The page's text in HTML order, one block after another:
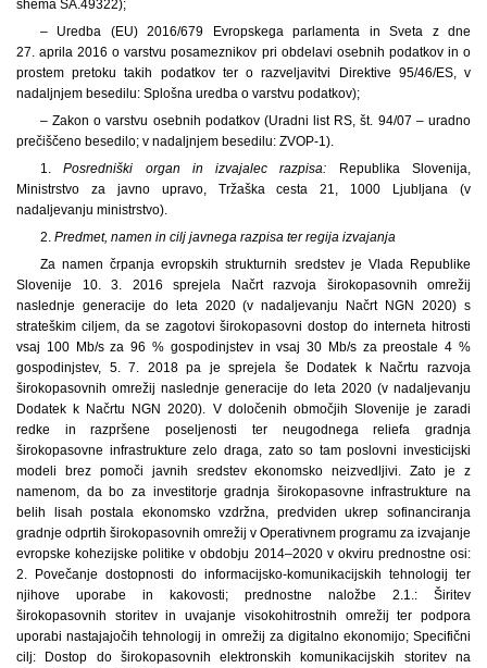
shema SA.49322);
– Uredba (EU) 2016/679 Evropskega parlamenta in Sveta z dne
27. aprila 2016 o varstvu posameznikov pri obdelavi osebnih podatkov in o
prostem pretoku takih podatkov ter o razveljavitvi Direktive 95/46/ES, v
nadaljnjem besedilu: Splošna uredba o varstvu podatkov);
– Zakon o varstvu osebnih podatkov (Uradni list RS, št. 94/07 – uradno
prečiščeno besedilo; v nadaljnjem besedilu: ZVOP-1).
1.Posredniški organ in izvajalec razpisa: Republika Slovenija,
Ministrstvo za javno upravo, Tržaška cesta 21, 1000 Ljubljana (v
nadaljevanju ministrstvo).
2. Predmet, namen in cilj javnega razpisa ter regija izvajanja
Za namen črpanja evropskih strukturnih sredstev je Vlada Republike
Slovenije 10. 3. 2016 sprejela Načrt razvoja širokopasovnih omrežij
naslednje generacije do leta 2020 (v nadaljevanju Načrt NGN 2020) s
strateškim ciljem, da se zagotovi širokopasovni dostop do interneta hitrosti
vsaj 100 Mb/s za 96 % gospodinjstev in vsaj 30 Mb/s za preostale 4 %
gospodinjstev, 5. 7. 2018 pa je sprejela še Dodatek k Načrtu razvoja
širokopasovnih omrežij naslednje generacije do leta 2020 (v nadaljevanju
Dodatek k Načrtu NGN 2020). V določenih območjih Slovenije je zaradi
redke in razpršene poseljenosti ter neugodnega reliefa gradnja
širokopasovne infrastrukture zelo draga, zato so tam poslovni investicijski
modeli brez pomoči javnih sredstev ekonomsko neizvedljivi. Zato je z
namenom, da bo za investitorje gradnja širokopasovne infrastrukture na
belih lisah postala ekonomsko vzdržna, predviden ukrep sofinanciranja
gradnje odprtih širokopasovnih omrežij v Operativnem programu za izvajanje
evropske kohezijske politike v obdobju 2014–2020 v okviru prednostne osi:
2. Povečanje dostopnosti do informacijsko-komunikacijskih tehnologij ter
njihove uporabe in kakovosti; prednostne naložbe 2.1.: Širitev
širokopasovnih storitev in uvajanje visokohitrostnih omrežij ter podpora
uporabi nastajajočih tehnologij in omrežij za digitalno ekonomijo; Specifični
cilj: Dostop do širokopasovnih elektronskih komunikacijskih storitev na